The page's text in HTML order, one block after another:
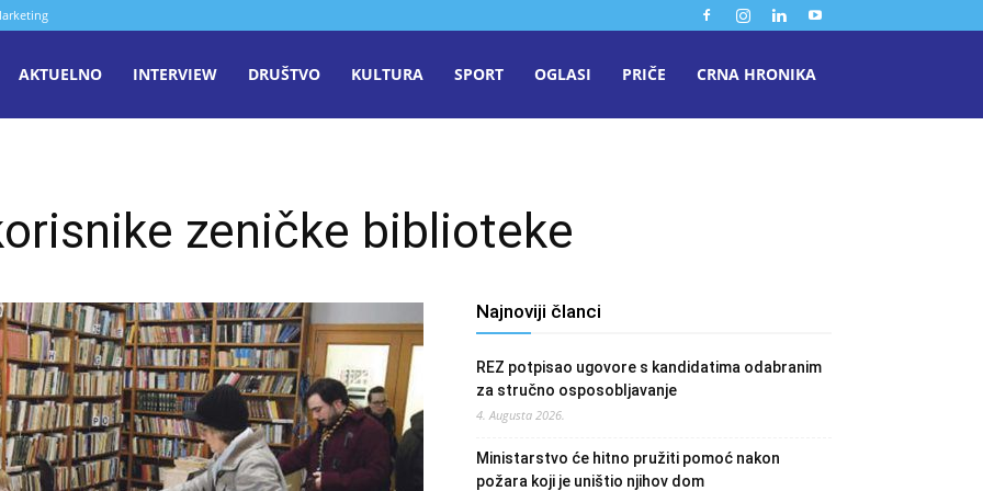
AKTUELNO INTERVIEW DRUŠTVO KULTURA SPORT OGLASI PRIČE CRNA HRONIKA
zeničke biblioteke
Najnoviji članci
REZ potpisao ugovore s kandidatima odabranim
za stručno osposobljavanje
4. Augusta 2026.
Ministarstvo će hitno pružiti pomoć nakon
požara koji je uništio njihov dom